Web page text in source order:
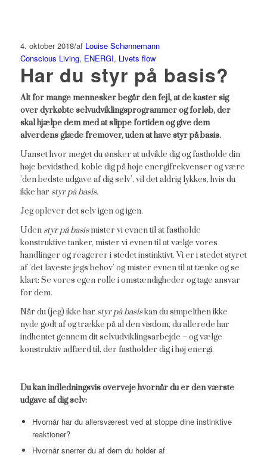
4. oktober 2018/af Louise Schønnemann
Conscious Living, ENERGI, Livets flow
Har du styr på basis?
Alt for mange mennesker begår den fejl, at de kaster sig
over dyrkøbte selvudviklingsprogrammer og forløb, der
skal hjælpe dem med at slippe fortiden og give dem
alverdens glæde fremover, uden at have styr på basis.
Uanset hvor meget du ønsker at udvikle dig og fastholde din
høje bevidsthed, koble dig på høje energifrekvenser og være
’den bedste udgave af dig selv’, vil det aldrig lykkes, hvis du
ikke har styr på basis.
Jeg oplever det selv igen og igen.
Uden styr på basismister vi evnen til at fastholde
konstruktive tanker, mister vi evnen til at vælge vores
handlinger og reagerer i stedet instinktivt. Vi er i stedet styret
af ’det laveste jegs behov’ og mister evnen til at tænke og se
klart: Se vores egen rolle i omstændigheder og tage ansvar
for dem.
Når du (jeg) ikke har styr på basiskan du simpelthen ikke
nyde godt af og trække på al den visdom, du allerede har
indhentet gennem dit selvudviklingsarbejde – og vælge
konstruktiv adfærd til, der fastholder dig i høj energi.
Du kan indledningsvis overveje hvornår du er den værste
udgave af dig selv:
Hvornår har du allersværest ved at stoppe dine instinktive
reaktioner?
Hvornår snerrer du af dem du holder af